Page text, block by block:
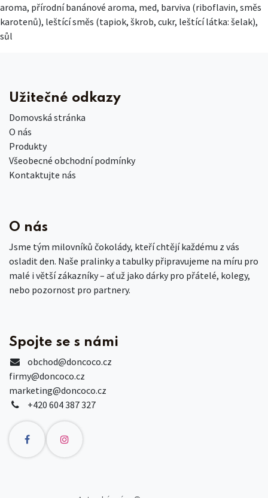
aroma, přírodní banánové aroma, med, barviva (riboflavin, směs
karotenů), leštící směs (tapiok, škrob, cukr, leštící látka: šelak),
sůl
Užitečné odkazy
Domovská stránka
O nás
Produkty
Všeobecné obchodní podmínky
Kontaktujte nás
O nás
Jsme tým milovníků čokolády, kteří chtějí každému z vás
osladit den. Naše pralinky a tabulky připravujeme na míru pro
malé i větší zákazníky – ať už jako dárky pro přátelé, kolegy,
nebo pozornost pro partnery.
Spojte se s námi
obchod@doncoco.cz
firmy@doncoco.cz
marketing@doncoco.cz
+420 604 387 327